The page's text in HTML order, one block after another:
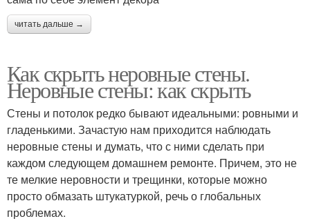
читать дальше →
Как скрыть неровные стены.
Неровные стены: как скрыть
Стены и потолок редко бывают идеальными: ровными и
гладенькими. Зачастую нам приходится наблюдать
неровные стены и думать, что с ними сделать при
каждом следующем домашнем ремонте. Причем, это не
те мелкие неровности и трещинки, которые можно
просто обмазать штукатуркой, речь о глобальных
проблемах.